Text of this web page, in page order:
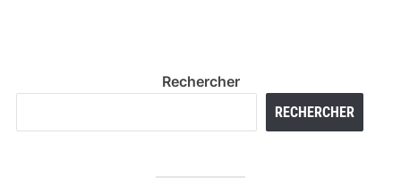
Rechercher
RECHERCHER